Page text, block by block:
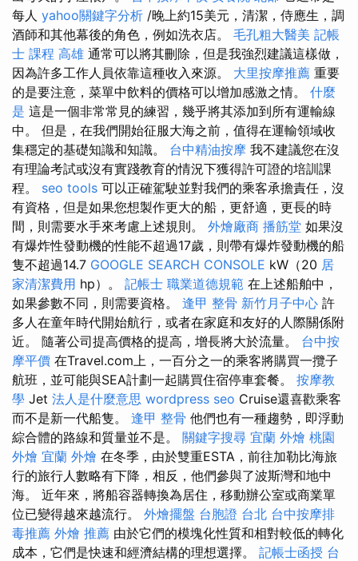
每人 yahoo關鍵字分析 /晚上約15美元，清潔，侍應生，調
酒師和其他幕後的角色，例如洗衣店。 毛孔粗大醫美 記帳
士 課程 高雄 通常可以將其刪除，但是我強烈建議這樣做，
因為許多工作人員依靠這種收入來源。 大里按摩推薦 重要
的是要注意，菜單中飲料的價格可以增加感激之情。 什麼
是 這是一個非常常見的練習，幾乎將其添加到所有運輸線
中。 但是，在我們開始征服大海之前，值得在運輸領域收
集穩定的基礎知識和知識。 台中精油按摩 我不建議您在沒
有理論考試或沒有實踐教育的情況下獲得許可證的培訓課
程。 seo tools 可以正確駕駛並對我們的乘客承擔責任，沒
有資格，但是如果您想製作更大的船，更舒適，更長的時
間，則需要水手來考慮上述規則。 外燴廠商 播筋堂 如果沒
有爆炸性發動機的性能不超過17歲，則帶有爆炸發動機的船
隻不超過14.7 GOOGLE SEARCH CONSOLE kW（20 居
家清潔費用 hp）。 記帳士 職業道德規範 在上述船舶中，
如果參數不同，則需要資格。 逢甲 整骨 新竹月子中心 許
多人在童年時代開始航行，或者在家庭和友好的人際關係附
近。 隨著公司提高價格的提高，增長將大於流量。 台中按
摩平價 在Travel.com上，一百分之一的乘客將購買一攬子
航班，並可能與SEA計劃一起購買住宿停車套餐。 按摩教
學 Jet 法人是什麼意思 wordpress seo Cruise還喜歡乘客
而不是新一代船隻。 逢甲 整骨 他們也有一種趨勢，即浮動
綜合體的路線和質量並不是。 關鍵字搜尋 宜蘭 外燴 桃園
外燴 宜蘭 外燴 在冬季，由於雙重ESTA，前往加勒比海旅
行的旅行人數略有下降，相反，他們參與了波斯灣和地中
海。 近年來，將船容器轉換為居住，移動辦公室或商業單
位已變得越來越流行。 外燴擺盤 台胞證 台北 台中按摩排
毒推薦 外燴 推薦 由於它們的模塊化性質和相對較低的轉化
成本，它們是快速和經濟結構的理想選擇。 記帳士函授 台